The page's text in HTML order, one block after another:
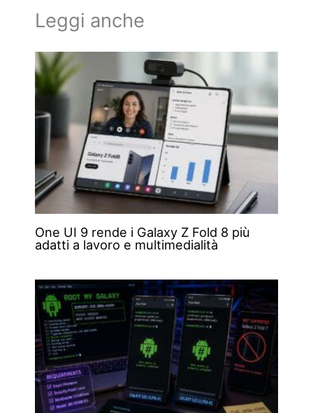
Leggi anche
One UI 9 rende i Galaxy Z Fold 8 più
adatti a lavoro e multimedialità